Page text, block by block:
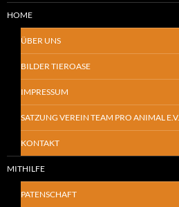
HOME
ÜBER UNS
BILDER TIEROASE
IMPRESSUM
SATZUNG VEREIN TEAM PRO ANIMAL E.V.
KONTAKT
MITHILFE
PATENSCHAFT